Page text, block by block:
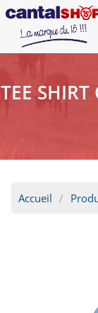
TEE
Accueil